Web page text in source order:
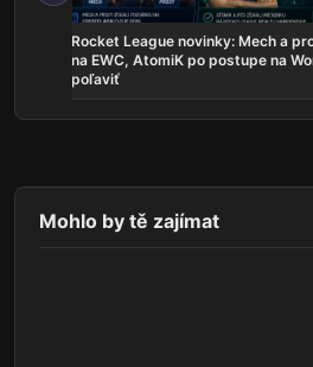
Rocket League novinky: Mech a
na EWC, AtomiK po postupe na
poľaviť
Mohlo by tě zajímat